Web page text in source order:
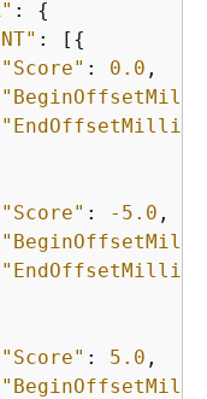
: {
: [ {
"Score" : 0.0 ,
"EndOffsetMillis"
"Score" : -5.0 ,
"EndOffsetMillis"
"Score" : 5.0 ,